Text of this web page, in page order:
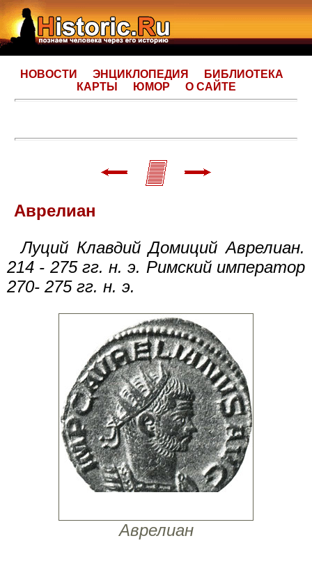
НОВОСТИ ЭНЦИКЛОПЕДИЯ
БИБЛИОТЕКА
КАРТЫ
ЮМОР О САЙТЕ
Аврелиан
Луций Клавдий Домиций Аврелиан.
214 - 275 гг. н. э. Римский император
270- 275 гг. н. э.
Аврелиан